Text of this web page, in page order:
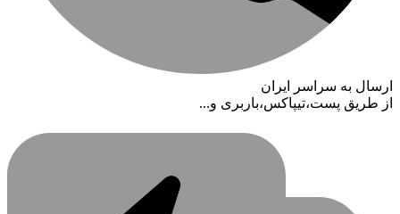
ارسال به سراسر ایران
از طریق پست،تیپاکس،باربری و...